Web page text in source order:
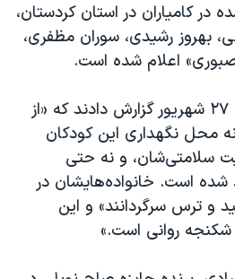
در کامیاران در استان کردستان،
بهروز رشیدی، سوران مظفری،
اعلام شده است.
منابع خبری روز پنج‌شنبه ۲۷ شهریور گزارش دادند که «از
محل نگهداری این کودکان
و نه حتی
شده است. خانواده‌هایشان در
و ترس سرگردانند» و این
روانی است.»